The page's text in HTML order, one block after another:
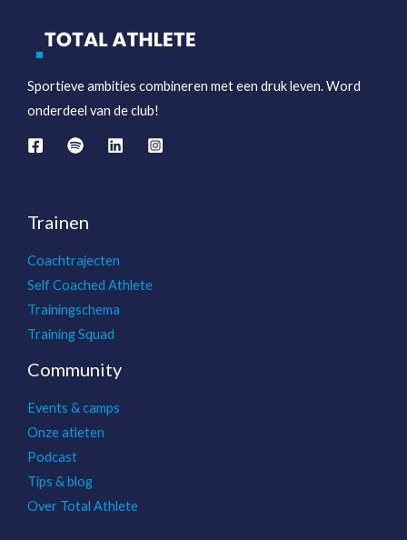
Sportieve ambities combineren met een druk leven. Word
onderdeel van de club!
Trainen
Coachtrajecten
Self Coached Athlete
Trainingschema
Training Squad
Community
Events & camps
Onze atleten
Podcast
Tips & blog
Over Total Athlete